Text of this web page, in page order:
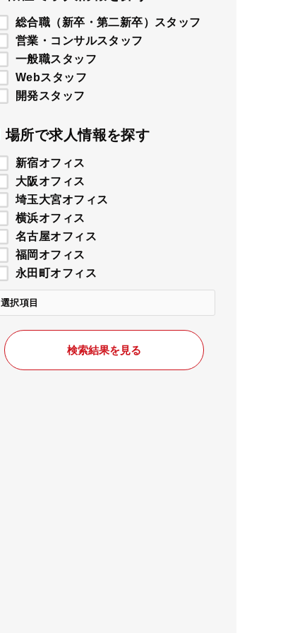
総合職（新卒・第二新卒）スタッフ
営業・コンサルスタッフ
一般職スタッフ
Webスタッフ
開発スタッフ
場所で求人情報を探す
新宿オフィス
大阪オフィス
埼玉大宮オフィス
横浜オフィス
名古屋オフィス
福岡オフィス
永田町オフィス
選択項目
検索結果を見る